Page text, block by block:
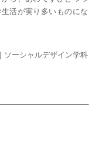
活が実り多いものにな
ソーシャルデザイン学科